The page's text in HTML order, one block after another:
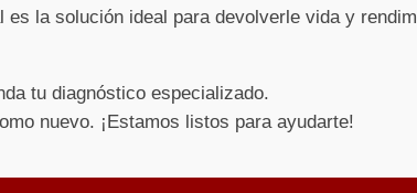
es la solución ideal para devolverle vida y
tu diagnóstico especializado.
nuevo. ¡Estamos listos para ayudarte!